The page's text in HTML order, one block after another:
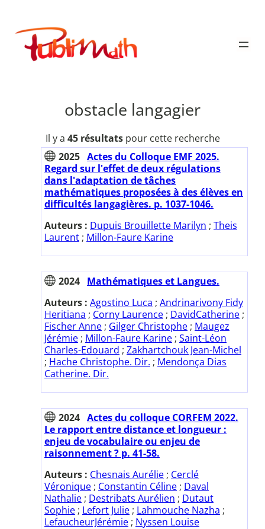
contenu
Publimath
obstacle langagier
Il y a 45 résultatspour cette recherche
2025 Actes du Colloque EMF 2025.
Regard sur l'effet de deux régulations
dans l'adaptation de tâches
mathématiques proposées à des élèves en
difficultés langagières. p. 1037-1046.
Auteurs : Dupuis Brouillette Marilyn ; Theis
Laurent ; Millon-Faure Karine
2024 Mathématiques et Langues.
Auteurs : Agostino Luca ; Andrinarivony Fidy
Heritiana ; Corny Laurence ; DavidCatherine ;
Fischer Anne ; Gilger Christophe ; Maugez
Jérémie ; Millon-Faure Karine ; Saint-Léon
Charles-Edouard ; Zakhartchouk Jean-Michel
; Hache Christophe. Dir. ; Mendonça Dias
Catherine. Dir.
2024 Actes du colloque CORFEM 2022.
Le rapport entre distance et longueur :
enjeu de vocabulaire ou enjeu de
raisonnement ? p. 41-58.
Auteurs : Chesnais Aurélie ; Cerclé
Véronique ; Constantin Céline ; Daval
Nathalie ; Destribats Aurélien ; Dutaut
Sophie ; Lefort Julie ; Lahmouche Nazha ;
LefaucheurJérémie ; Nyssen Louise